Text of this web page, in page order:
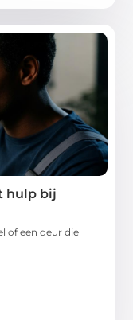
hulp bij
of een deur die